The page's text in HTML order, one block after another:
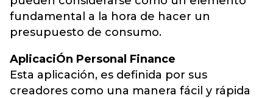
fundamental a la hora de hacer un
presupuesto de consumo.
AplicaciÓn Personal Finance
Esta aplicación, es definida por sus
creadores como una manera fácil y rápida